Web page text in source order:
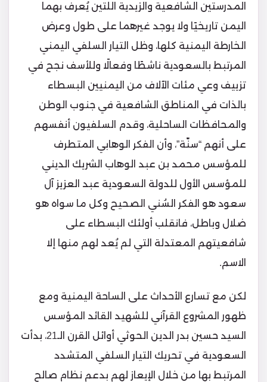
المدرستين الشافعية والزيدية اللتين يُعرف بهما
اليمن تاريخيًا ولا يوجد غيرهما على طول وعرض
الخارطة اليمنية كلها، وظل التيار السلفي اليمني
المرتبط بالسعودية ناشطًا وفعالًا وللأسف نجح في
تزييف وعي مئات الآلاف من اليمنيين البسطاء
بالذات في المناطق الشافعية في جنوب الوطن
والمحافظات الساحلية، وقدم السلفيون أنفسهم
على أنهم “سنّة”، وأن الفكر الوهابي المتطرف
للمؤسس محمد بن عبد الوهاب الشريك الديني
للمؤسس الأول للدولة السعودية عبد العزيز آل
سعود هو الفكر السُني الصحيح وكل ما سواه هو
ضلال وباطل، فانقلب أولئك البسطاء على
شافعيتهم المعتدلة التي لم يُعد لهم منها إلا
الاسم.
لكن مع تسارع الأحداث على الساحة اليمنية ومع
ظهور المشروع القرآني للشهيد القائد المؤسس
السيد حسين بدر الدين الحوثي أوائل القرن الـ21، بدأت
السعودية في تحريك التيار السلفي المتشدد
المرتبط بها من خلال الإيعاز لهم بدعم نظام صالح